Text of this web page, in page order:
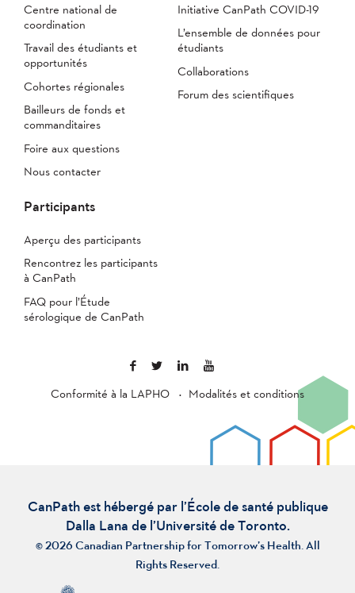
Centre national de
coordination
Travail des étudiants et
opportunités
Cohortes régionales
Bailleurs de fonds et
commanditaires
Foire aux questions
Nous contacter
Initiative CanPath COVID-19
L’ensemble de données pour
étudiants
Collaborations
Forum des scientifiques
Participants
Aperçu des participants
Rencontrez les participants
à CanPath
FAQ pour l’Étude
sérologique de CanPath
Conformité à la LAPHO Modalités et conditions
CanPath est hébergé par l’École de santé publique
Dalla Lana de l’Université de Toronto.
© 2026 Canadian Partnership for Tomorrow’s Health. All
Rights Reserved.